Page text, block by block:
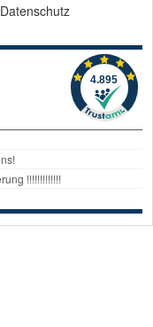
Datenschutz